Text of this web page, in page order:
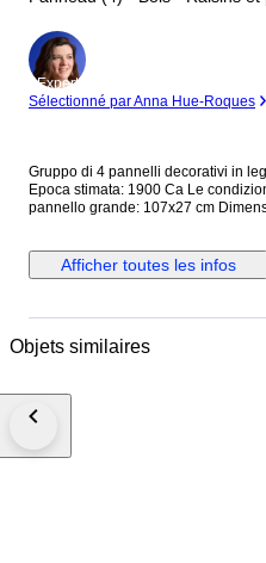
Expert
Sélectionné par Anna Hue-Roques
Gruppo di 4 pannelli decorativi in
Epoca stimata: 1900 Ca Le condizioni generali sono buone Dimensioni
pannello grande: 107x27 cm Dimensioni pannello centrale piccolo:
Afficher toutes les infos
Objets similaires